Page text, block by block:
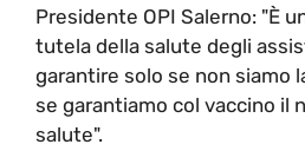
Presidente OPI Salerno: "È
tutela della salute degli
garantire solo se non siamo
se garantiamo col vaccino il
salute".